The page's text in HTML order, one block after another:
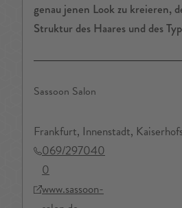
genau jenen Look zu kreieren,
Struktur des Haares und des
Sassoon Salon
Frankfurt, Innenstadt,
069/297040
0
www.sassoon-